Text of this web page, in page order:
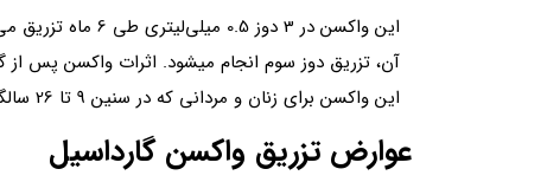
این واکسن برای زنان و مردانی که در سنین 9 تا 26 سالگی قرار دارند توصیه می‌شود.
عوارض تزریق واکسن گارداسیل